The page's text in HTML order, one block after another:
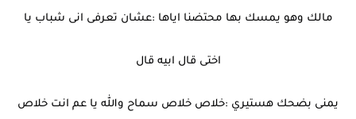
مالك وهو يمسك بها محتضنا اياها :عشان تعرفى انى شباب يا
اختى قال ابيه قال
يمنى بضحك هستيري :خلاص خلاص سماح والله يا عم انت خلاص